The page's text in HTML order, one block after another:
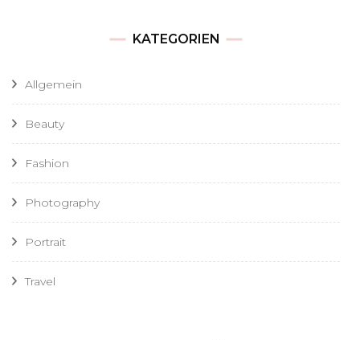
KATEGORIEN
Allgemein
Beauty
Fashion
Photography
Portrait
Travel